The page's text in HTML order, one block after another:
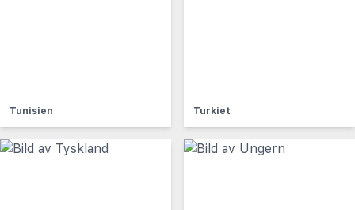
Tunisien Turkiet